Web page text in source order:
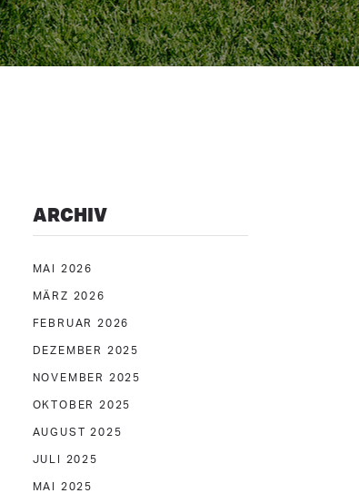
ARCHIV
MAI 2026
MÄRZ 2026
FEBRUAR 2026
DEZEMBER 2025
NOVEMBER 2025
OKTOBER 2025
AUGUST 2025
JULI 2025
MAI 2025